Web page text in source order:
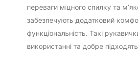
переваги міцного спилку та
забезпечують додатковий
функціональність. Такі
використанні та добре